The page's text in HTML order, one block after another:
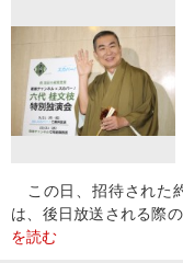
この日、招待された
は、後日放送される際
を読む